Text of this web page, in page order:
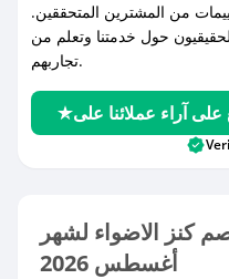
من المشترين المتحققين.
حول خدمتنا وتعلم من
تجاربهم.
كنز الاضواء لشهر
أغسطس 2026